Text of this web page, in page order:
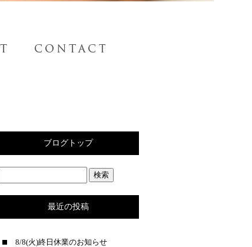
ブログトップ
最近の投稿
8/8(火)終日休業のお知らせ